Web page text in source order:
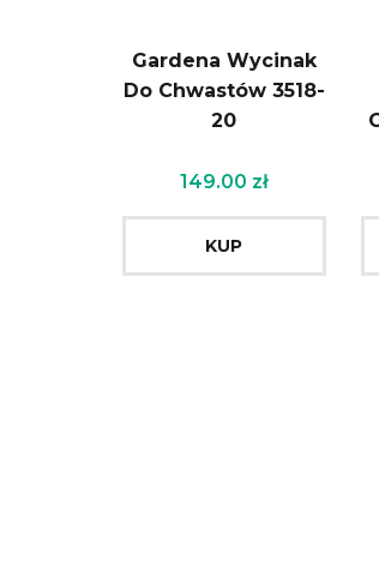
Gardena Wycinak
Do Chwastów 3518-
20
149.00 zł
KUP